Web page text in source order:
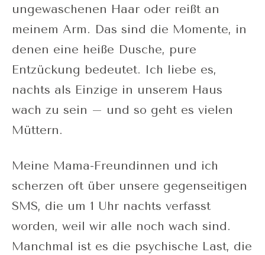
ungewaschenen Haar oder reißt an
meinem Arm. Das sind die Momente, in
denen eine heiße Dusche, pure
Entzückung bedeutet. Ich liebe es,
nachts als Einzige in unserem Haus
wach zu sein – und so geht es vielen
Müttern.
Meine Mama-Freundinnen und ich
scherzen oft über unsere gegenseitigen
SMS, die um 1 Uhr nachts verfasst
worden, weil wir alle noch wach sind.
Manchmal ist es die psychische Last, die